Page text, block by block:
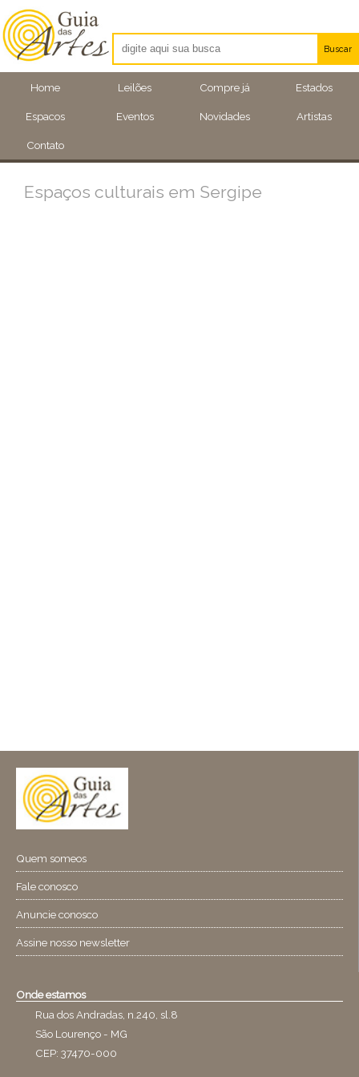
Home Leilões Compre já Estados
Espacos Eventos Novidades Artistas
Contato
Buscar
Artistas
Eventos
Espaços culturais em Sergipe
Quem someos
Fale conosco
Anuncie conosco
Assine nosso newsletter
Onde estamos
Rua dos Andradas, n.240, sl.8
São Lourenço - MG
CEP: 37470-000